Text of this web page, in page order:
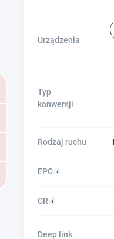
Urządzenia
Typ
konwersji
Rodzaj ruchu
EPC
CR
Deep link